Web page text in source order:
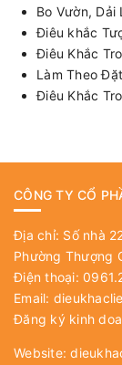
Bo Vườn, Dải
Điêu khắc
Điêu Khắc
Làm Theo
Điêu Khắc
CÔNG TY CỔ
Địa chỉ: Số nhà
Phường Thượng
Điện thoại:
Email:
Đăng ký kinh
Website: